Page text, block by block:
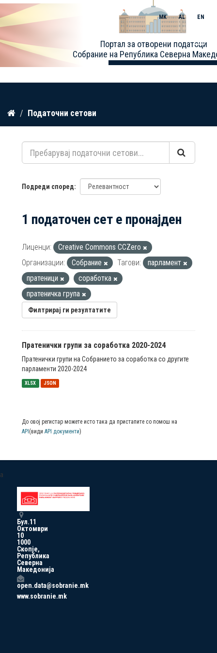
Прескокнете
содржина
Портал за отворени податоци
Собрание на Република Северна
MK AL EN
Toggle
Податочни сетови
Подреди според
1 податочен сет е пронајден
Лиценци:
Creative Commons CCZero
Организации:
Собрание Тагови:
парламент
пратеници
соработка
пратеничка група
Филтрирај ги резултатите
Пратенички групи за соработка 2020-2024
Пратенички групи на Собранието за соработка со другите
парламенти 2020-2024
XLSX JSON
До овој регистар можете исто така да пристапите со помош на
API (види API документи)
a
Бул.11
Октомври
10
1000
Скопје,
Република
Северна
Македонија
open.data@sobranie.mk
www.sobranie.mk